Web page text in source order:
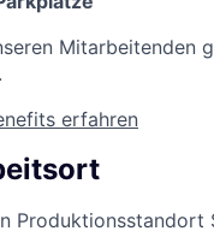
Mitarbeitenden
erfahren
Produktionsstandort